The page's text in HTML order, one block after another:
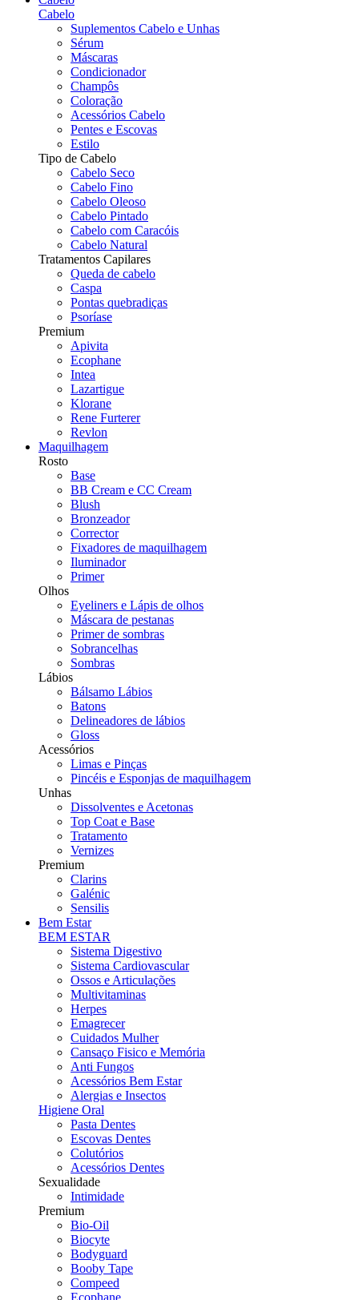
Cabelo
Suplementos Cabelo e Unhas
Sérum
Máscaras
Condicionador
Champôs
Coloração
Acessórios Cabelo
Pentes e Escovas
Estilo
Tipo de Cabelo
Cabelo Seco
Cabelo Fino
Cabelo Oleoso
Cabelo Pintado
Cabelo com Caracóis
Cabelo Natural
Tratamentos Capilares
Queda de cabelo
Caspa
Pontas quebradiças
Psoríase
Premium
Apivita
Ecophane
Intea
Lazartigue
Klorane
Rene Furterer
Revlon
Maquilhagem
Rosto
Base
BB Cream e CC Cream
Blush
Bronzeador
Corrector
Fixadores de maquilhagem
Iluminador
Primer
Olhos
Eyeliners e Lápis de olhos
Máscara de pestanas
Primer de sombras
Sobrancelhas
Sombras
Lábios
Bálsamo Lábios
Batons
Delineadores de lábios
Gloss
Acessórios
Limas e Pinças
Pincéis e Esponjas de maquilhagem
Unhas
Dissolventes e Acetonas
Top Coat e Base
Tratamento
Vernizes
Premium
Clarins
Galénic
Sensilis
Bem Estar
BEM ESTAR
Sistema Digestivo
Sistema Cardiovascular
Ossos e Articulações
Multivitaminas
Herpes
Emagrecer
Cuidados Mulher
Cansaço Fisico e Memória
Anti Fungos
Acessórios Bem Estar
Alergias e Insectos
Higiene Oral
Pasta Dentes
Escovas Dentes
Colutórios
Acessórios Dentes
Sexualidade
Intimidade
Premium
Bio-Oil
Biocyte
Bodyguard
Booby Tape
Compeed
Ecophane